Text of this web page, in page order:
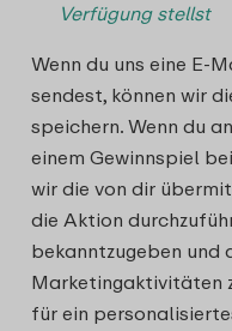
Verfügung stellst
Wenn du uns eine E-
sendest, können wir
speichern. Wenn du
einem Gewinnspiel
wir die von dir
die Aktion
bekanntzugeben und
Marketingaktivitäten
für ein